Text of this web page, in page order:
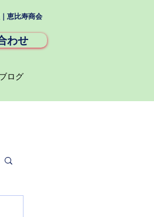
恵比寿商会
わせ
ログ